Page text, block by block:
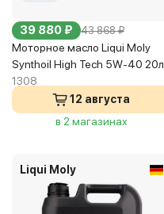
39 880 ₽ 43 868 ₽
Моторное масло Liqui Moly
Synthoil High Tech 5W-40 20л.
1308
12 августа
в 2 магазинах
Liqui Moly